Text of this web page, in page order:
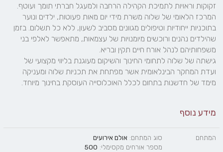
מימד של חדשנות בתחום לכלל האוכלוסייה העוסקת בחינוך מיוחד.
מידע נוסף
המתחם סוג המתחם: אולם אירועים
מספר אורחים מקסימלי: 500